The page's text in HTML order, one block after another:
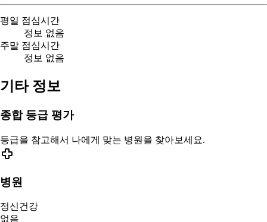
평일 점심시간
정보 없음
주말 점심시간
정보 없음
기타 정보
종합 등급 평가
등급을 참고해서 나에게 맞는 병원을 찾아보세요.
병원
정신건강
없음